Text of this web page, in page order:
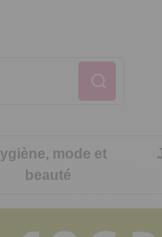
mode et
beauté